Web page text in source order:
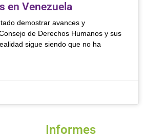
en Venezuela
demostrar avances y
de Derechos Humanos y sus
sigue siendo que no ha
Informes